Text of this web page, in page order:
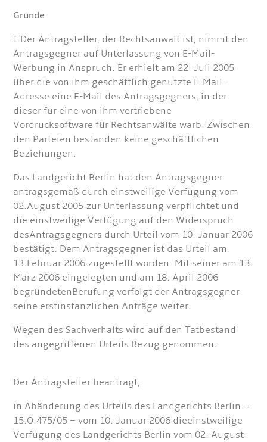
Gründe
I.Der Antragsteller, der Rechtsanwalt ist, nimmt den
Antragsgegner auf Unterlassung von E-Mail-
Werbung in Anspruch. Er erhielt am 22. Juli 2005
über die von ihm geschäftlich genutzte E-Mail-
Adresse eine E-Mail des Antragsgegners, in der
dieser für eine von ihm vertriebene
Vordrucksoftware für Rechtsanwälte warb. Zwischen
den Parteien bestanden keine geschäftlichen
Beziehungen.
Das Landgericht Berlin hat den Antragsgegner
antragsgemäß durch einstweilige Verfügung vom
02.August 2005 zur Unterlassung verpflichtet und
die einstweilige Verfügung auf den Widerspruch
desAntragsgegners durch Urteil vom 10. Januar 2006
bestätigt. Dem Antragsgegner ist das Urteil am
13.Februar 2006 zugestellt worden. Mit seiner am 13.
März 2006 eingelegten und am 18. April 2006
begründetenBerufung verfolgt der Antragsgegner
seine erstinstanzlichen Anträge weiter.
Wegen des Sachverhalts wird auf den Tatbestand
des angegriffenen Urteils Bezug genommen.
Der Antragsteller beantragt,
in Abänderung des Urteils des Landgerichts Berlin –
15.O.475/05 – vom 10. Januar 2006 dieeinstweilige
Verfügung des Landgerichts Berlin vom 02. August